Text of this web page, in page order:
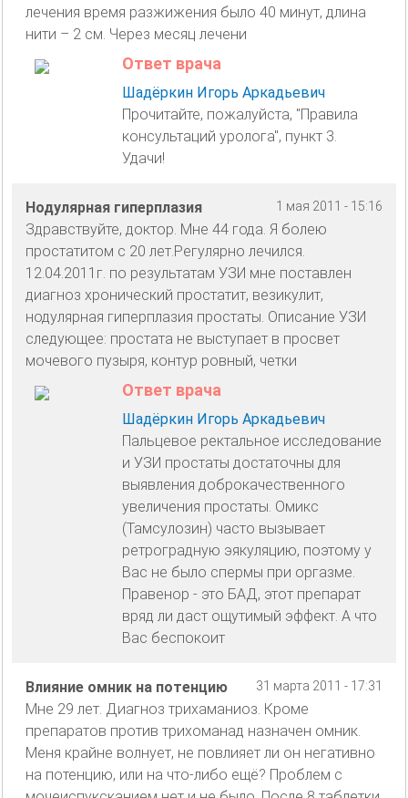
лечения время разжижения было 40 минут, длина
нити – 2 см. Через месяц лечени
Ответ врача
Шадёркин Игорь Аркадьевич
Прочитайте, пожалуйста, "Правила
консультаций уролога", пункт 3.
Удачи!
1 мая 2011 - 15:16
Нодулярная гиперплазия
Здравствуйте, доктор. Мне 44 года. Я болею
простатитом с 20 лет.Регулярно лечился.
12.04.2011г. по результатам УЗИ мне поставлен
диагноз хронический простатит, везикулит,
нодулярная гиперплазия простаты. Описание УЗИ
следующее: простата не выступает в просвет
мочевого пузыря, контур ровный, четки
Ответ врача
Шадёркин Игорь Аркадьевич
Пальцевое ректальное исследование
и УЗИ простаты достаточны для
выявления доброкачественного
увеличения простаты. Омикс
(Тамсулозин) часто вызывает
ретроградную эякуляцию, поэтому у
Вас не было спермы при оргазме.
Правенор - это БАД, этот препарат
вряд ли даст ощутимый эффект. А что
Вас беспокоит
31 марта 2011 - 17:31
Влияние омник на потенцию
Мне 29 лет. Диагноз трихаманиоз. Кроме
препаратов против трихоманад назначен омник.
Меня крайне волнует, не повлияет ли он негативно
на потенцию, или на что-либо ещё? Проблем с